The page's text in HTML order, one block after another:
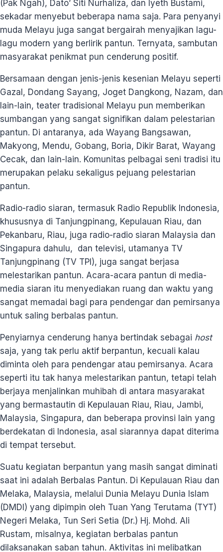
(Pak Ngah), Dato’ Siti Nurhaliza, dan Iyeth Bustami,
sekadar menyebut beberapa nama saja. Para penyanyi
muda Melayu juga sangat bergairah menyajikan lagu-
lagu modern yang berlirik pantun. Ternyata, sambutan
masyarakat penikmat pun cenderung positif.
Bersamaan dengan jenis-jenis kesenian Melayu seperti
Gazal, Dondang Sayang, Joget Dangkong, Nazam, dan
lain-lain, teater tradisional Melayu pun memberikan
sumbangan yang sangat signifikan dalam pelestarian
pantun. Di antaranya, ada Wayang Bangsawan,
Makyong, Mendu, Gobang, Boria, Dikir Barat, Wayang
Cecak, dan lain-lain. Komunitas pelbagai seni tradisi itu
merupakan pelaku sekaligus pejuang pelestarian
pantun.
Radio-radio siaran, termasuk Radio Republik Indonesia,
khususnya di Tanjungpinang, Kepulauan Riau, dan
Pekanbaru, Riau, juga radio-radio siaran Malaysia dan
Singapura dahulu, dan televisi, utamanya TV
Tanjungpinang (TV TPI), juga sangat berjasa
melestarikan pantun. Acara-acara pantun di media-
media siaran itu menyediakan ruang dan waktu yang
sangat memadai bagi para pendengar dan pemirsanya
untuk saling berbalas pantun.
Penyiarnya cenderung hanya bertindak sebagai host
saja, yang tak perlu aktif berpantun, kecuali kalau
diminta oleh para pendengar atau pemirsanya. Acara
seperti itu tak hanya melestarikan pantun, tetapi telah
berjaya menjalinkan muhibah di antara masyarakat
yang bermastautin di Kepulauan Riau, Riau, Jambi,
Malaysia, Singapura, dan beberapa provinsi lain yang
berdekatan di Indonesia, asal siarannya dapat diterima
di tempat tersebut.
Suatu kegiatan berpantun yang masih sangat diminati
saat ini adalah Berbalas Pantun. Di Kepulauan Riau dan
Melaka, Malaysia, melalui Dunia Melayu Dunia Islam
(DMDI) yang dipimpin oleh Tuan Yang Terutama (TYT)
Negeri Melaka, Tun Seri Setia (Dr.) Hj. Mohd. Ali
Rustam, misalnya, kegiatan berbalas pantun
dilaksanakan saban tahun. Aktivitas ini melibatkan